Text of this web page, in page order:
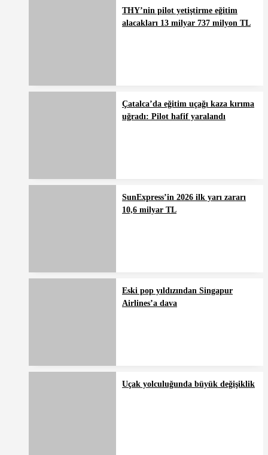
THY’nin pilot yetiştirme eğitim
alacakları 13 milyar 737 milyon TL
Çatalca’da eğitim uçağı kaza kırıma
uğradı: Pilot hafif yaralandı
SunExpress’in 2026 ilk yarı zararı
10,6 milyar TL
Eski pop yıldızından Singapur
Airlines’a dava
Uçak yolculuğunda büyük değişiklik